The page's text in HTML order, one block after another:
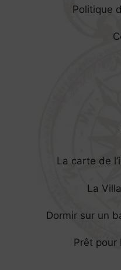
Politique
La carte de
La
Dormir sur un
Prêt pour